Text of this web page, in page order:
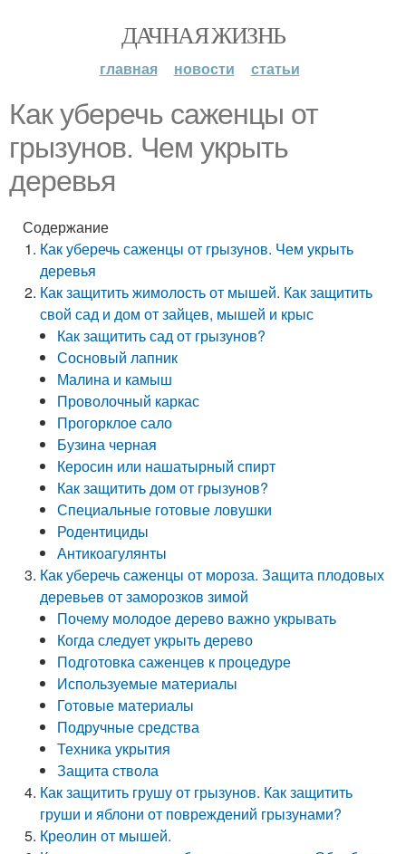
ДАЧНАЯ ЖИЗНЬ
главная новости статьи
Как уберечь саженцы от
грызунов. Чем укрыть
деревья
Содержание
Как уберечь саженцы от грызунов. Чем укрыть
деревья
Как защитить жимолость от мышей. Как защитить
свой сад и дом от зайцев, мышей и крыс
Как защитить сад от грызунов?
Сосновый лапник
Малина и камыш
Проволочный каркас
Прогорклое сало
Бузина черная
Керосин или нашатырный спирт
Как защитить дом от грызунов?
Специальные готовые ловушки
Родентициды
Антикоагулянты
Как уберечь саженцы от мороза. Защита плодовых
деревьев от заморозков зимой
Почему молодое дерево важно укрывать
Когда следует укрыть дерево
Подготовка саженцев к процедуре
Используемые материалы
Готовые материалы
Подручные средства
Техника укрытия
Защита ствола
Как защитить грушу от грызунов. Как защитить
груши и яблони от повреждений грызунами?
Креолин от мышей.